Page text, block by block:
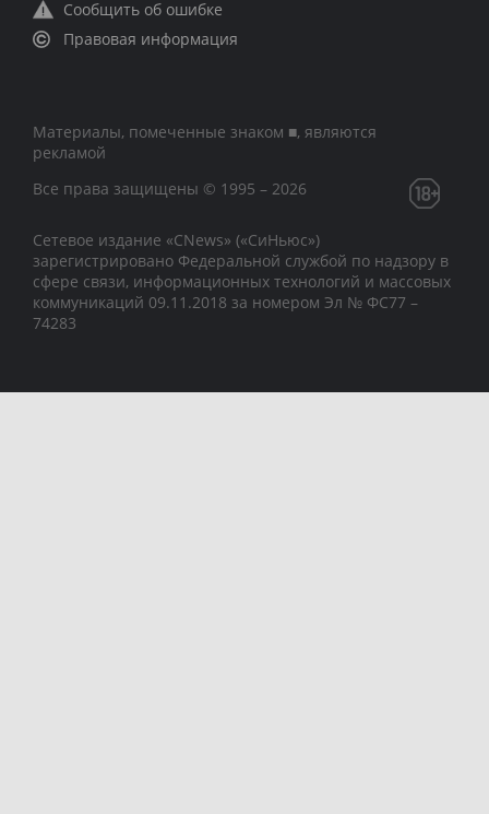
Сообщить об ошибке
Правовая информация
Материалы, помеченные знаком ■, являются
рекламой
Все права защищены © 1995 – 2026
Сетевое издание «CNews» («СиНьюс»)
зарегистрировано Федеральной службой по надзору в
сфере связи, информационных технологий и массовых
коммуникаций 09.11.2018 за номером Эл № ФС77 –
74283